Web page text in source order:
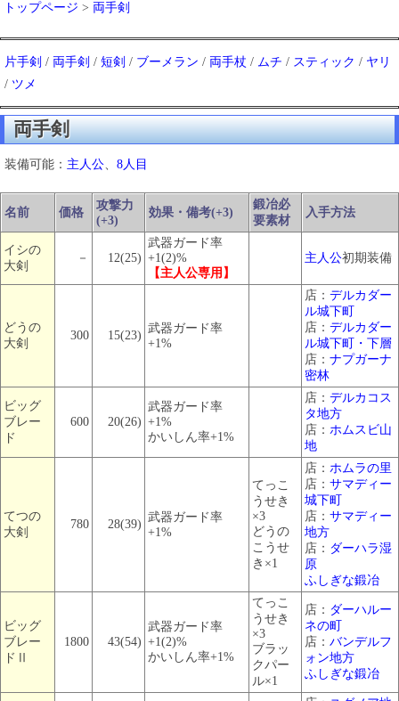
トップページ > 両手剣
片手剣 / 両手剣 / 短剣 / ブーメラン / 両手杖 / ムチ / スティック / ヤリ
/ ツメ
両手剣
装備可能： 主人公、 8人目
名前 価格
攻撃力
(+3)
効果・備考(+3)
鍛冶必
要素材
入手方法
イシの
大剣
－ 12(25)
武器ガード率
+1(2)%
【主人公専用】
主人公初期装備
どうの
大剣
300 15(23)
武器ガード率
+1%
店： デルカダー
ル城下町
店： デルカダー
ル城下町・下層
店： ナプガーナ
密林
ビッグ
ブレー
ド
600 20(26)
武器ガード率
+1%
かいしん率+1%
店： デルカコス
タ地方
店： ホムスビ山
地
てつの
大剣
780 28(39)
武器ガード率
+1%
てっこ
うせき
×3
どうの
こうせ
き×1
店： ホムラの里
店： サマディー
城下町
店： サマディー
地方
店： ダーハラ湿
原
ふしぎな鍛冶
ビッグ
ブレー
ドⅡ
1800 43(54)
武器ガード率
+1(2)%
かいしん率+1%
てっこ
うせき
×3
ブラッ
クパー
ル×1
店： ダーハルー
ネの町
店： バンデルフ
ォン地方
ふしぎな鍛冶